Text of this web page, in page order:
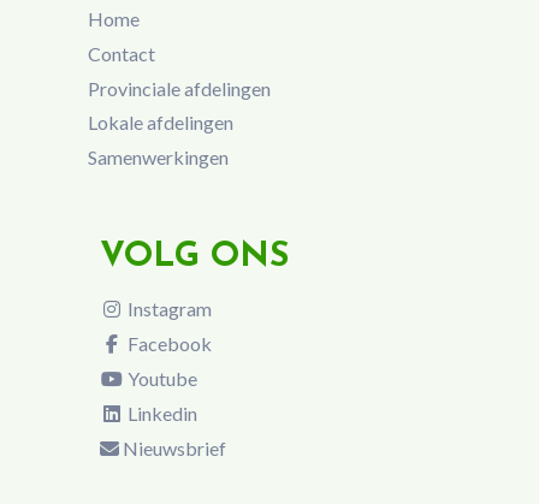
Home
Contact
Provinciale afdelingen
Lokale afdelingen
Samenwerkingen
VOLG ONS
Instagram
Facebook
Youtube
Linkedin
Nieuwsbrief